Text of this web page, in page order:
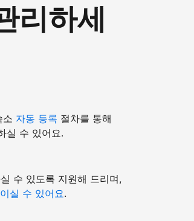
리하세
소 자동 등록 절차를 통해
실 수 있어요.
수 있도록 지원해 드리며,
실 수 있어요.